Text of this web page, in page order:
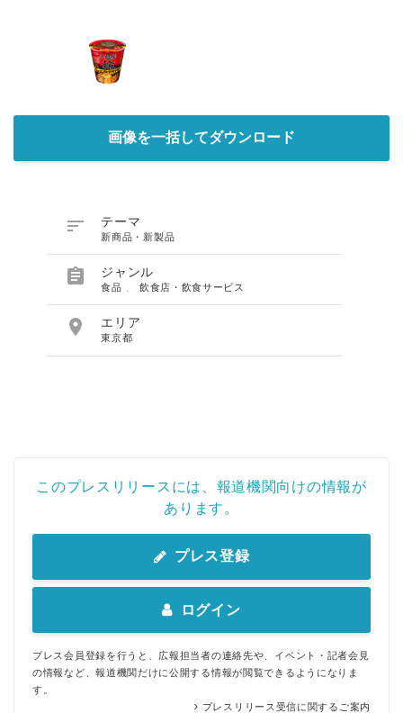
画像を一括してダウンロード
 テーマ
新商品・新製品
 ジャンル
食品 飲食店・飲食サービス
 エリア
東京都
このプレスリリースには、報道機関向けの情報が
あります。
プレス登録
ログイン
プレス会員登録を行うと、広報担当者の連絡先や、イベント・記者会見
の情報など、報道機関だけに公開する情報が閲覧できるようになりま
す。
プレスリリース受信に関するご案内